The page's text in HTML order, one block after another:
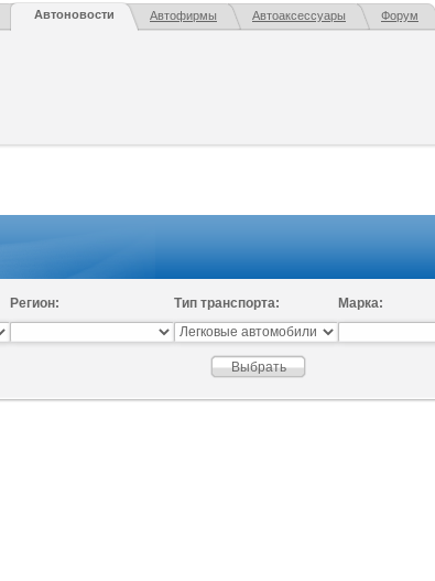
Автоновости Автофирмы Автоаксессуары Форум
Регион: Тип транспорта: Марка: